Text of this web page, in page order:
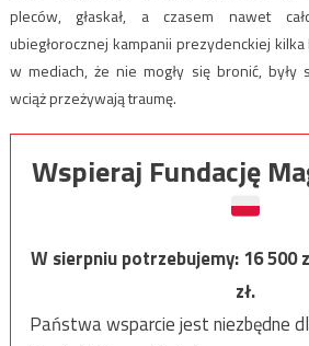
pleców, głaskał, a czasem nawet
ubiegłorocznej kampanii prezydenckiej
w mediach, że nie mogły się bronić, były
wciąż przeżywają traumę.
Wspieraj Fundację
W sierpniu potrzebujemy:16 500
zł.
Państwa wsparcie jest niezbędne